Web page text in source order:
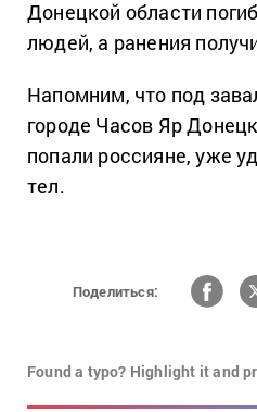
Донецкой области
людей, а ранения
Напомним, что под
городе Часов Яр
попали россияне, уже
тел.
Поделиться:
Found a typo? Highlight it and